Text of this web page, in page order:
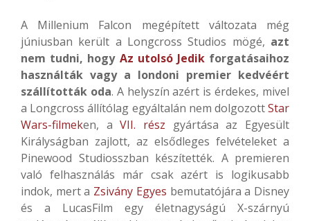
A Millenium Falcon megépített változata még
júniusban került a Longcross Studios mögé, azt
nem tudni, hogy Az utolsó Jedikforgatásaihoz
használták vagy a londoni premier kedvéért
szállították oda. A helyszín azért is érdekes, mivel
a Longcross állítólag egyáltalán nem dolgozottStar
Wars-filmeken, aVII. rész gyártása az Egyesült
Királyságban zajlott, az elsődleges felvételeket a
Pinewood Studiosszban készítették. A premieren
való felhasználás már csak azért is logikusabb
indok, mert a Zsivány Egyes bemutatójára a Disney
és a LucasFilm egy életnagyságú X-szárnyú